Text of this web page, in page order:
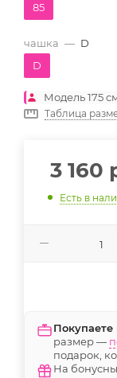
85
чашка — D
D
Модель 175
Таблица
3 160
Есть в
Покупаете
размер —
подарок,
На